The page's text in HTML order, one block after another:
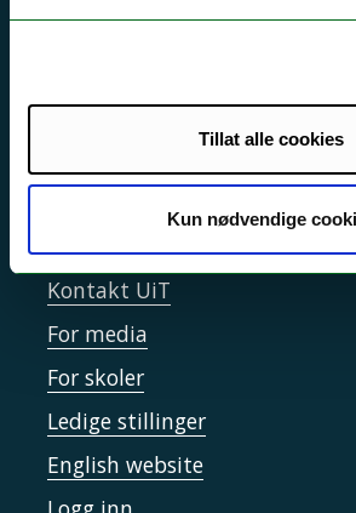
Tillat alle cookies
Kun nødvendige
Driftsmeldinger
Sikkerhet, beredskap og
Informasjonskapsler
Tilgjengelighetserklæring
Kontakt UiT
For media
For skoler
Ledige stillinger
English website